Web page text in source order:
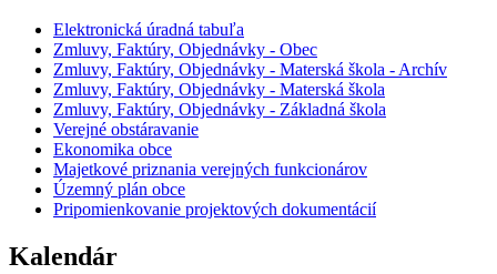
Elektronická úradná tabuľa
Zmluvy, Faktúry, Objednávky - Obec
Zmluvy, Faktúry, Objednávky - Materská škola - Archív
Zmluvy, Faktúry, Objednávky - Materská škola
Zmluvy, Faktúry, Objednávky - Základná škola
Verejné obstáravanie
Ekonomika obce
Majetkové priznania verejných funkcionárov
Územný plán obce
Pripomienkovanie projektových dokumentácií
Kalendár